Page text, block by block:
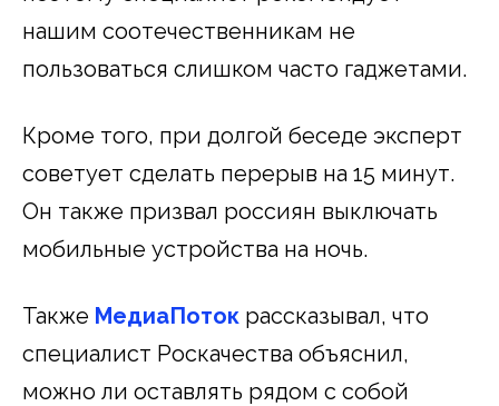
нашим соотечественникам не
пользоваться слишком часто гаджетами.
Кроме того, при долгой беседе эксперт
советует сделать перерыв на 15 минут.
Он также призвал россиян выключать
мобильные устройства на ночь.
Также МедиаПоток рассказывал, что
специалист Роскачества объяснил,
можно ли оставлять рядом с собой